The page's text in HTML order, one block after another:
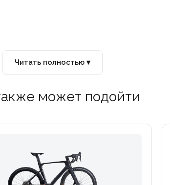
Читать полностью ▾
может подойти